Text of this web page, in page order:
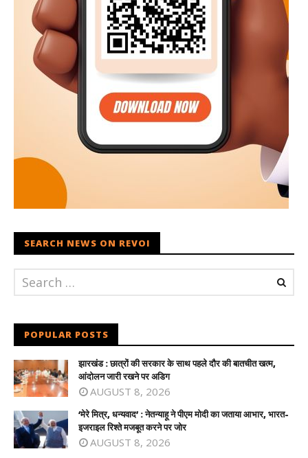
SEARCH NEWS ON REVOI
POPULAR POSTS
झारखंड : छात्रों की सरकार के साथ पहले दौर की बातचीत खत्म,
आंदोलन जारी रखने पर अडिग
AUGUST 8, 2026
‘मेरे मित्र, धन्यवाद’ : नेतन्याहू ने पीएम मोदी का जताया आभार, भारत-
इजराइल रिश्ते मजबूत करने पर जोर
AUGUST 8, 2026